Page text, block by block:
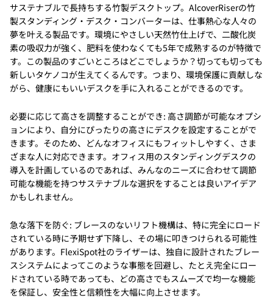
サステナブルで長持ちする竹製デスクトップ。AlcoverRiserの竹
製スタンディング・デスク・コンバーターは、仕事熱心な人々の
夢を叶える製品です。環境にやさしい天然竹仕上げで、二酸化炭
素の吸収力が強く、肥料を使わなくても5年で成熟するのが特徴で
す。この製品のすごいところはどこでしょうか？切っても切っても
新しいタケノコが生えてくるんです。つまり、環境保護に貢献しな
がら、健康にもいいデスクを手に入れることができるのです。
必要に応じて高さを調整することができ: 高さ調節が可能なオプシ
ョンにより、自分にぴったりの高さにデスクを設定することがで
きます。そのため、どんなオフィスにもフィットしやすく、さま
ざまな人に対応できます。オフィス用のスタンディングデスクの
導入を計画しているのであれば、みんなのニーズに合わせて調節
可能な機能を持つサステナブルな選択をすることは良いアイデア
かもしれません。
急な落下を防ぐ: ブレースのないリフト機構は、特に完全にロード
されている時に予期せず下降し、その場に叩きつけられる可能性
があります。FlexiSpot社のライザーは、独自に設計されたブレー
スシステムによってこのような事態を回避し、たとえ完全にロー
ドされている時であっても、どの高さでもスムーズで均一な機能
を保証し、安全性と信頼性を大幅に向上させます。